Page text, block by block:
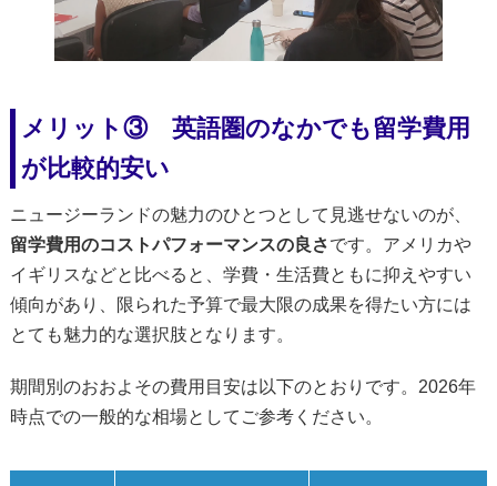
メリット③ 英語圏のなかでも留学費用
が比較的安い
ニュージーランドの魅力のひとつとして見逃せないのが、
留学費用のコストパフォーマンスの良さです。アメリカや
イギリスなどと比べると、学費・生活費ともに抑えやすい
傾向があり、限られた予算で最大限の成果を得たい方には
とても魅力的な選択肢となります。
期間別のおおよその費用目安は以下のとおりです。2026年
時点での一般的な相場としてご参考ください。